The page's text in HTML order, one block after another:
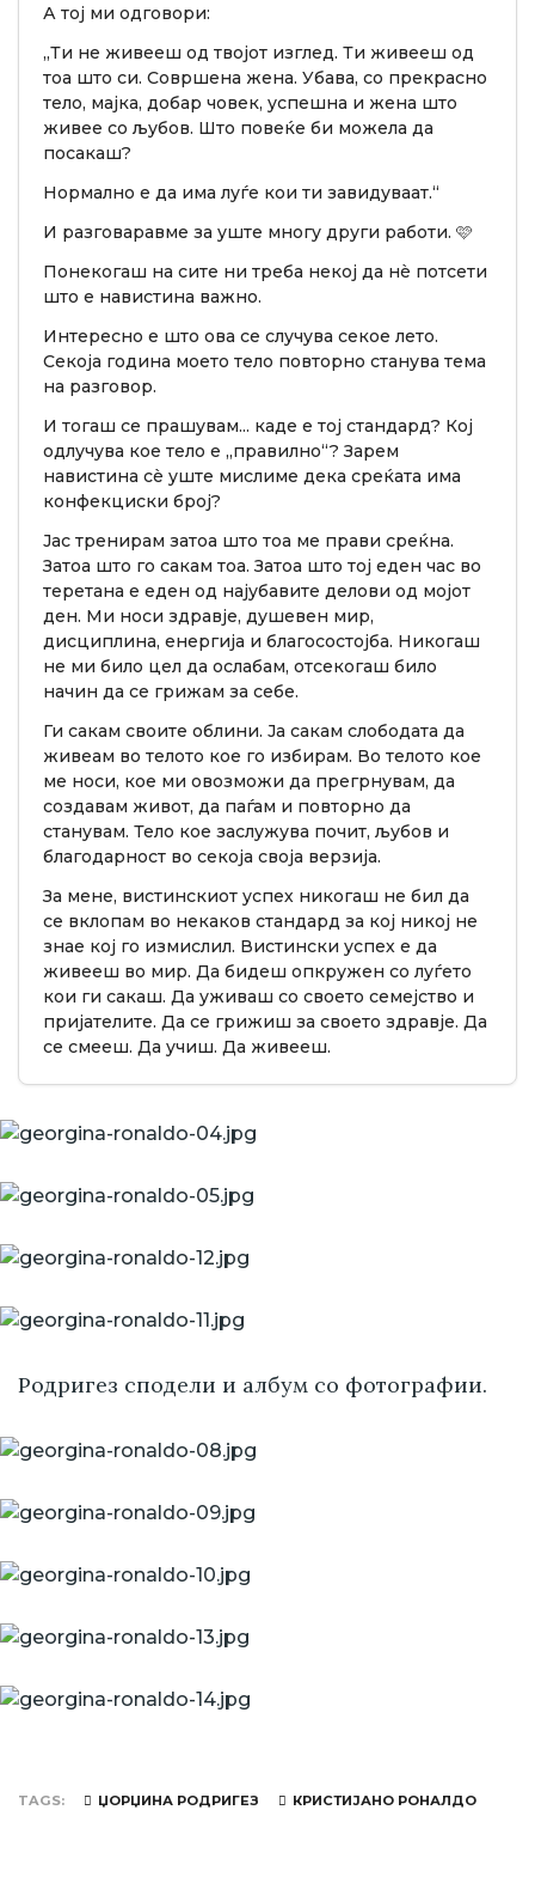
А тој ми одговори:
„Ти не живееш од твојот изглед. Ти живееш од
тоа што си. Совршена жена. Убава, со прекрасно
тело, мајка, добар човек, успешна и жена што
живее со љубов. Што повеќе би можела да
посакаш?
Нормално е да има луѓе кои ти завидуваат.“
И разговаравме за уште многу други работи. 🩷
Понекогаш на сите ни треба некој да нè потсети
што е навистина важно.
Интересно е што ова се случува секое лето.
Секоја година моето тело повторно станува тема
на разговор.
И тогаш се прашувам... каде е тој стандард? Кој
одлучува кое тело е „правилно“? Зарем
навистина сè уште мислиме дека среќата има
конфекциски број?
Јас тренирам затоа што тоа ме прави среќна.
Затоа што го сакам тоа. Затоа што тој еден час во
теретана е еден од најубавите делови од мојот
ден. Ми носи здравје, душевен мир,
дисциплина, енергија и благосостојба. Никогаш
не ми било цел да ослабам, отсекогаш било
начин да се грижам за себе.
Ги сакам своите облини. Ја сакам слободата да
живеам во телото кое го избирам. Во телото кое
ме носи, кое ми овозможи да прегрнувам, да
создавам живот, да паѓам и повторно да
станувам. Тело кое заслужува почит, љубов и
благодарност во секоја своја верзија.
За мене, вистинскиот успех никогаш не бил да
се вклопам во некаков стандард за кој никој не
знае кој го измислил. Вистински успех е да
живееш во мир. Да бидеш опкружен со луѓето
кои ги сакаш. Да уживаш со своето семејство и
пријателите. Да се грижиш за своето здравје. Да
се смееш. Да учиш. Да живееш.
Родригез сподели и албум со фотографии.
TAGS ЏОРЏИНА РОДРИГЕЗ КРИСТИЈАНО РОНАЛДО